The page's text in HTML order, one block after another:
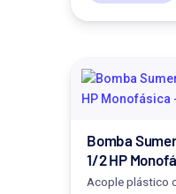
Bomba
1/2 HP
Acople plástico